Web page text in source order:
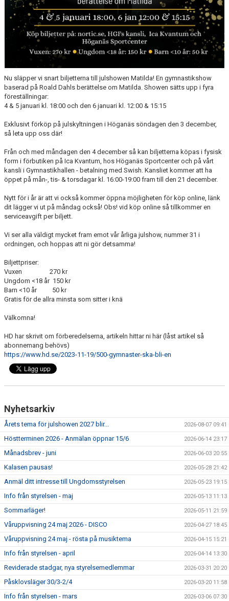
Nu släpper vi snart biljetterna till julshowen Matilda! En gymnastikshow
baserad på Roald Dahls berättelse om Matilda. Showen sätts upp i fyra
föreställningar:
4 & 5 januari kl. 18:00 och den 6 januari kl. 12:00 & 15:15
Exklusivt förköp på julskyltningen i Höganäs söndagen den 3 december,
så leta upp oss där!
Från och med måndagen den 4 december så kan biljetterna köpas i fysisk
form i förbutiken på Ica Kvantum, hos Höganäs Sportcenter och på vårt
kansli i Gymnastikhallen - betalning med Swish. Kansliet kommer att ha
öppet på mån-, tis- & torsdagar kl. 16:00-19:00 fram till den 21 december.
Nytt för i år är att vi också kommer öppna möjligheten för köp online, länk
dit lägger vi ut på måndag också! Obs! vid köp online så tillkommer en
serviceavgift per biljett.
Vi ser alla väldigt mycket fram emot vår årliga julshow, nummer 31 i
ordningen, och hoppas att ni gör detsamma!
Biljettpriser:
Vuxen 270 kr
Ungdom <18 år 150 kr
Barn <10 år 50 kr
Gratis för de allra minsta som sitter i knä
Välkomna!
HD har skrivit om förberedelserna, artikeln hittar ni här (låst artikel så
abonnemang behövs)
https://www.hd.se/2023-11-19/500-gymnaster-ska-bli-en
Nyhetsarkiv
Årets tema för julshowen 2027 blir... 2026-08-07 09:41
Höstterminen 2026 - Anmälan öppnar 15/6 2026-06-14 23:17
Månadsbrev - juni 2026-06-03 20:55
Kalasen pausas! 2026-05-28 21:42
Anmäl ditt intresse till Ungdomsstyrelsen 2026-05-23 19:15
Info från styrelsen - maj 2026-05-13 11:13
Sommarläger! 2026-05-11 21:59
Våruppvisning 24 maj 2026 - DISCO 2026-04-27 18:45
Våruppvisning 24 maj - rösta på musiktema 2026-04-15 15:21
Info från styrelsen - april 2026-04-14 13:30
Reviderade stadgar, nya styrelsemedlemmar 2026-03-31 20:20
Påsklovsläger 30/3-2/4 2026-03-20 11:58
Info från styrelsen - mars 2026-03-06 07:30